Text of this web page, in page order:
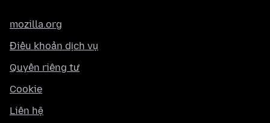
mozilla.org
Điều khoản dịch vụ
Quyền riêng tư
Cookie
Liên hệ